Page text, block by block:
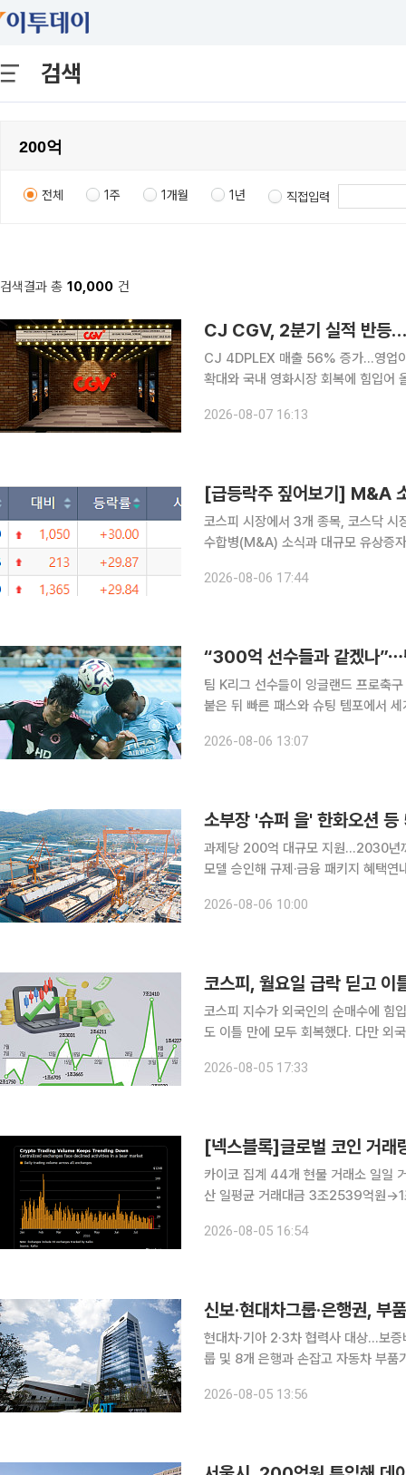
검색
전체 1주 1개월 1년 직접입력
검색결과 총 10,000 건
CJ CGV, 2분기 실적 반등
CJ 4DPLEX 매출 56% 증가…영업이익 83억원 기록 CJ CGV
확대와 국내 영화시장 회복에 힘입어
CGV에 따르면 2분기 연결기준 세전
2026-08-07 16:13
코스피 시장에서 3개 종목, 코스닥 시
수합병(M&A) 소식과 대규모 유상증
2026-08-06 17:44
“300억 선수들과 같겠나”⋯
팀 K리그 선수들이 잉글랜드 프로축
붙은 뒤 빠른 패스와 슈팅 템포에서 세계
체감온도가 34도에 육박한 무더위
2026-08-06 13:07
소부장 '슈퍼 을' 한화오션
과제당 200억 대규모 지원...2030년
모델 승인해 규제·금융 패키지 혜택
로 한화오션 등 5곳을 신규 선정하고
2026-08-06 10:00
코스피, 월요일 급락 딛고
코스피 지수가 외국인의 순매수에 힘
도 이틀 만에 모두 회복했다. 다만 외
한국거래소에 따르면 코스피 지수는
2026-08-05 17:33
카이코 집계 44개 현물 거래소 일일
산 일평균 거래대금 3조2539억원
데이터를 인용해 공개한 자료에 따르
2026-08-05 16:54
신보·현대차그룹·은행권,
현대차·기아 2·3차 협력사 대상…보증비율 100%·
룹 및 8개 은행과 손잡고 자동차 부품기업
진출 활성화를 위한 상생 금융지원 업
2026-08-05 13:56